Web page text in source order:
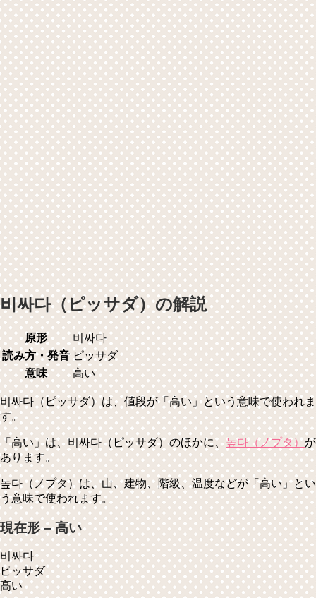
비싸다（ピッサダ）の解説
原形
비싸다
読み方・発音 ピッサダ
意味
高い
비싸다（ピッサダ）は、値段が「高い」という意味で使われま
す。
「高い」は、비싸다（ピッサダ）のほかに、높다（ノプタ）が
あります。
높다（ノプタ）は、山、建物、階級、温度などが「高い」とい
う意味で使われます。
現在形 – 高い
비싸다
ピッサダ
高い